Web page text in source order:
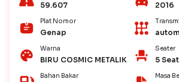
59.607 2016
Plat Nomor
Genap
Warna
BIRU COSMIC METALIK
Seater
5
Bahan Bakar Masa